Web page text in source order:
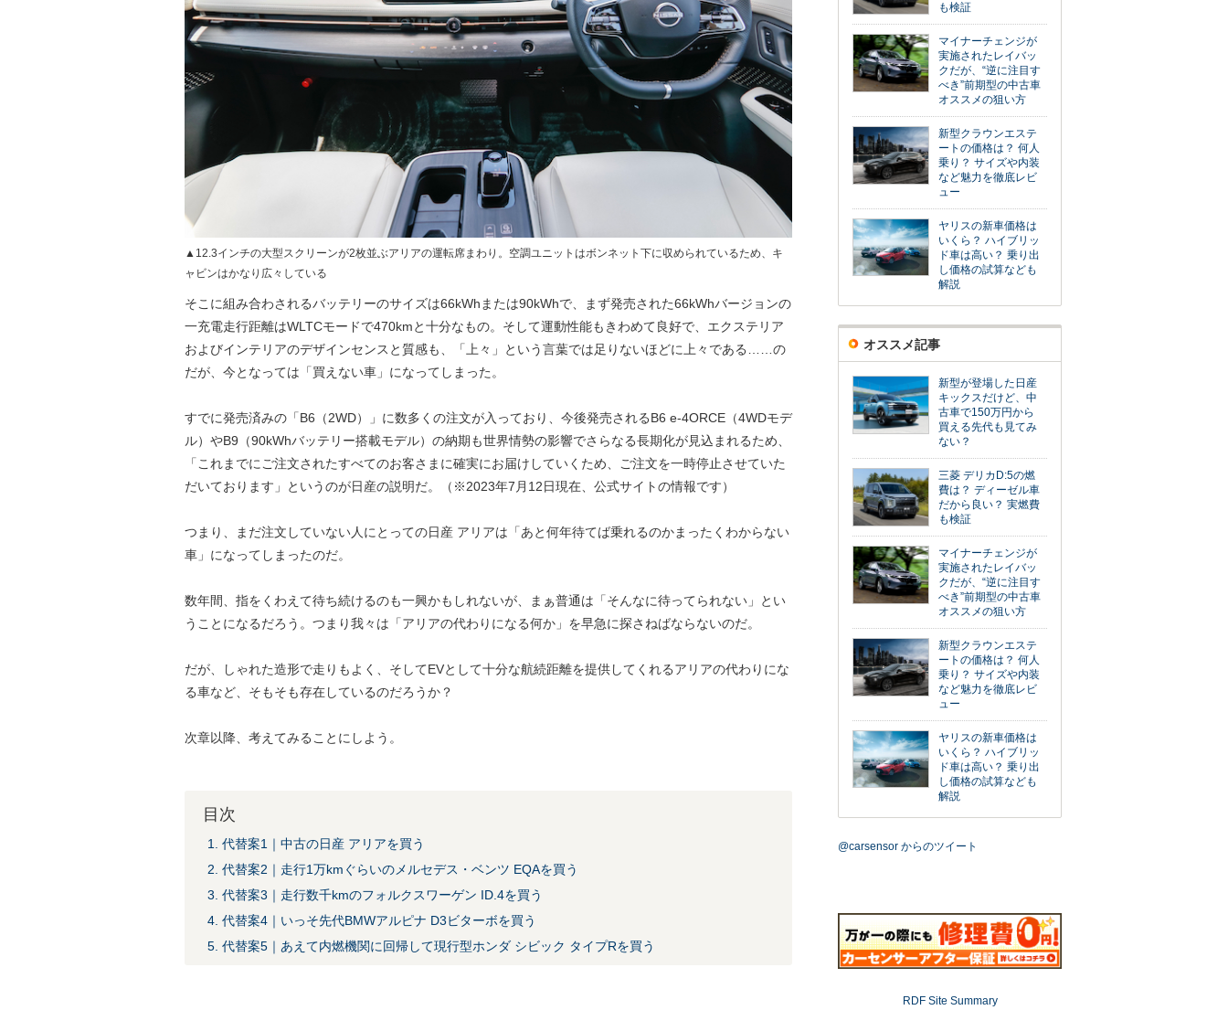
▲12.3インチの大型スクリーンが2枚並ぶアリアの運転席まわり。空調ユニットはボンネット下に収められているため、キ
ャビンはかなり広々している
そこに組み合わされるバッテリーのサイズは66kWhまたは90kWhで、まず発売された66kWhバージョンの
一充電走行距離はWLTCモードで470kmと十分なもの。そして運動性能もきわめて良好で、エクステリア
およびインテリアのデザインセンスと質感も、「上々」という言葉では足りないほどに上々である……の
だが、今となっては「買えない車」になってしまった。
すでに発売済みの「B6（2WD）」に数多くの注文が入っており、今後発売されるB6 e-4ORCE（4WDモデ
ル）やB9（90kWhバッテリー搭載モデル）の納期も世界情勢の影響でさらなる長期化が見込まれるため、
「これまでにご注文されたすべてのお客さまに確実にお届けしていくため、ご注文を一時停止させていた
だいております」というのが日産の説明だ。（※2023年7月12日現在、公式サイトの情報です）
つまり、まだ注文していない人にとっての日産 アリアは「あと何年待てば乗れるのかまったくわからない
車」になってしまったのだ。
数年間、指をくわえて待ち続けるのも一興かもしれないが、まぁ普通は「そんなに待ってられない」とい
うことになるだろう。つまり我々は「アリアの代わりになる何か」を早急に探さねばならないのだ。
だが、しゃれた造形で走りもよく、そしてEVとして十分な航続距離を提供してくれるアリアの代わりにな
る車など、そもそも存在しているのだろうか？
次章以降、考えてみることにしよう。
目次
1. 代替案1｜中古の日産 アリアを買う
2. 代替案2｜走行1万kmぐらいのメルセデス・ベンツ EQAを買う
3. 代替案3｜走行数千kmのフォルクスワーゲン ID.4を買う
4. 代替案4｜いっそ先代BMWアルピナ D3ビターボを買う
5. 代替案5｜あえて内燃機関に回帰して現行型ホンダ シビック タイプRを買う
も検証
マイナーチェンジが
実施されたレイバッ
クだが、“逆に注目す
べき”前期型の中古車
オススメの狙い方
新型クラウンエステ
ートの価格は？ 何人
乗り？ サイズや内装
など魅力を徹底レビ
ュー
ヤリスの新車価格は
いくら？ ハイブリッ
ド車は高い？ 乗り出
し価格の試算なども
解説
オススメ記事
新型が登場した日産
キックスだけど、中
古車で150万円から
買える先代も見てみ
ない？
三菱 デリカD:5の燃
費は？ ディーゼル車
だから良い？ 実燃費
も検証
マイナーチェンジが
実施されたレイバッ
クだが、“逆に注目す
べき”前期型の中古車
オススメの狙い方
新型クラウンエステ
ートの価格は？ 何人
乗り？ サイズや内装
など魅力を徹底レビ
ュー
ヤリスの新車価格は
いくら？ ハイブリッ
ド車は高い？ 乗り出
し価格の試算なども
解説
@carsensor からのツイート
RDF Site Summary